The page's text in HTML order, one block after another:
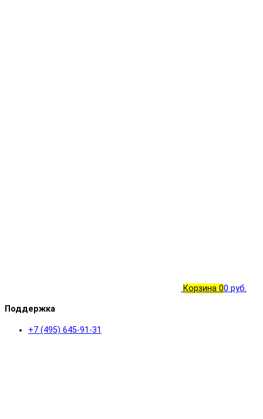
Корзина 00 руб.
Поддержка
+7 (495) 645-91-31